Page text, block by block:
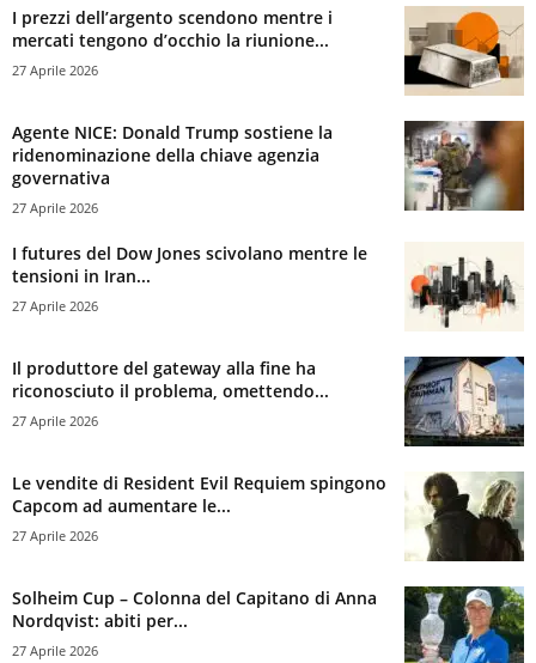
I prezzi dell’argento scendono mentre i
mercati tengono d’occhio la riunione...
27 Aprile 2026
Agente NICE: Donald Trump sostiene la
ridenominazione della chiave agenzia
governativa
27 Aprile 2026
I futures del Dow Jones scivolano mentre le
tensioni in Iran...
27 Aprile 2026
Il produttore del gateway alla fine ha
riconosciuto il problema, omettendo...
27 Aprile 2026
Le vendite di Resident Evil Requiem spingono
Capcom ad aumentare le...
27 Aprile 2026
Solheim Cup – Colonna del Capitano di Anna
Nordqvist: abiti per...
27 Aprile 2026